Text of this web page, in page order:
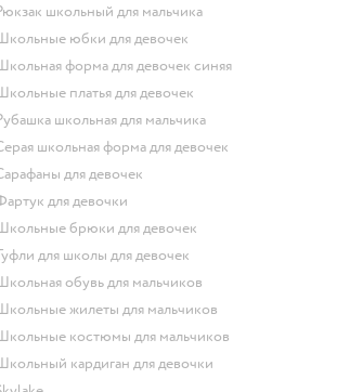
Рюкзак школьный для мальчика
Школьные юбки для девочек
Школьная форма для девочек синяя
Школьные платья для девочек
Рубашка школьная для мальчика
Серая школьная форма для девочек
Сарафаны для девочек
Фартук для девочки
Школьные брюки для девочек
Туфли для школы для девочек
Школьная обувь для мальчиков
Школьные жилеты для мальчиков
Школьные костюмы для мальчиков
Школьный кардиган для девочки